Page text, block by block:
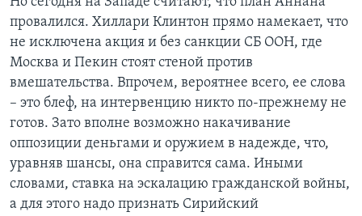
провалился. Хиллари Клинтон прямо намекает, что
не исключена акция и без санкции СБ ООН, где
Москва и Пекин стоят стеной против
вмешательства. Впрочем, вероятнее всего, ее слова
– это блеф, на интервенцию никто по-прежнему не
готов. Зато вполне возможно накачивание
оппозиции деньгами и оружием в надежде, что,
уравняв шансы, она справится сама. Иными
словами, ставка на эскалацию гражданской войны,
а для этого надо признать Сирийский